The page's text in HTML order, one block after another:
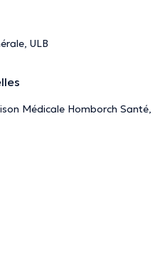
ULB
Médicale Homborch Santé,